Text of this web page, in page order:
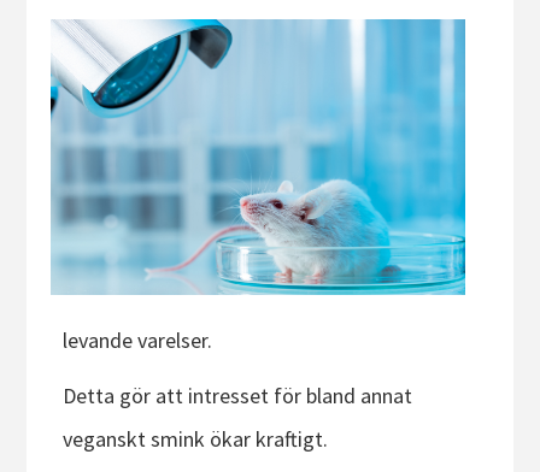
levande varelser.
Detta gör att intresset för bland annat
veganskt smink ökar kraftigt.